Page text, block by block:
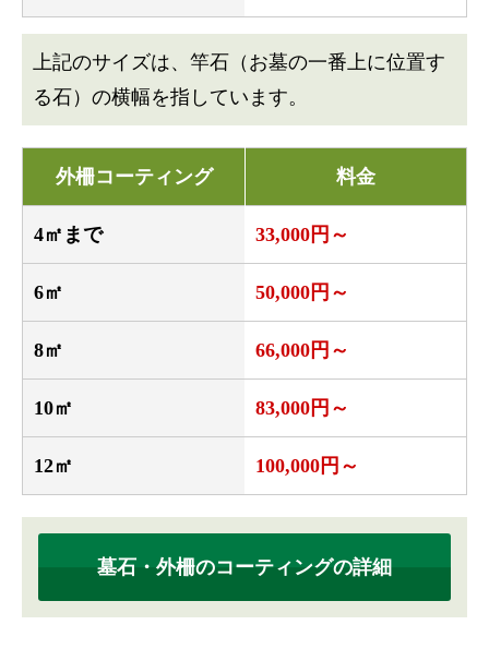
上記のサイズは、竿石（お墓の一番上に位置す
る石）の横幅を指しています。
外柵コーティング 料金
4㎡まで 33,000円～
6㎡ 50,000円～
8㎡ 66,000円～
10㎡ 83,000円～
12㎡ 100,000円～
墓石・外柵のコーティングの詳細